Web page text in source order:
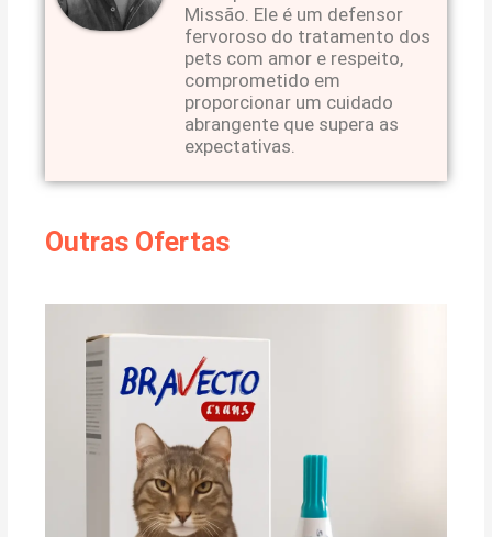
Missão. Ele é um defensor
fervoroso do tratamento dos
pets com amor e respeito,
comprometido em
proporcionar um cuidado
abrangente que supera as
expectativas.
Outras Ofertas